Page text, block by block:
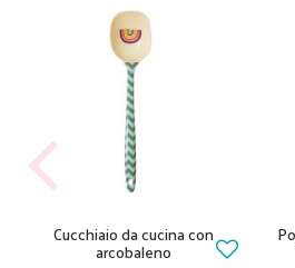
Cucchiaio da cucina con
arcobaleno